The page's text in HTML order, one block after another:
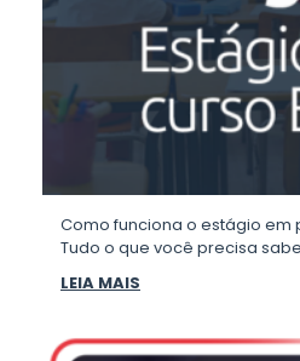
Como funciona o estágio em
Tudo o que você precisa
LEIA MAIS